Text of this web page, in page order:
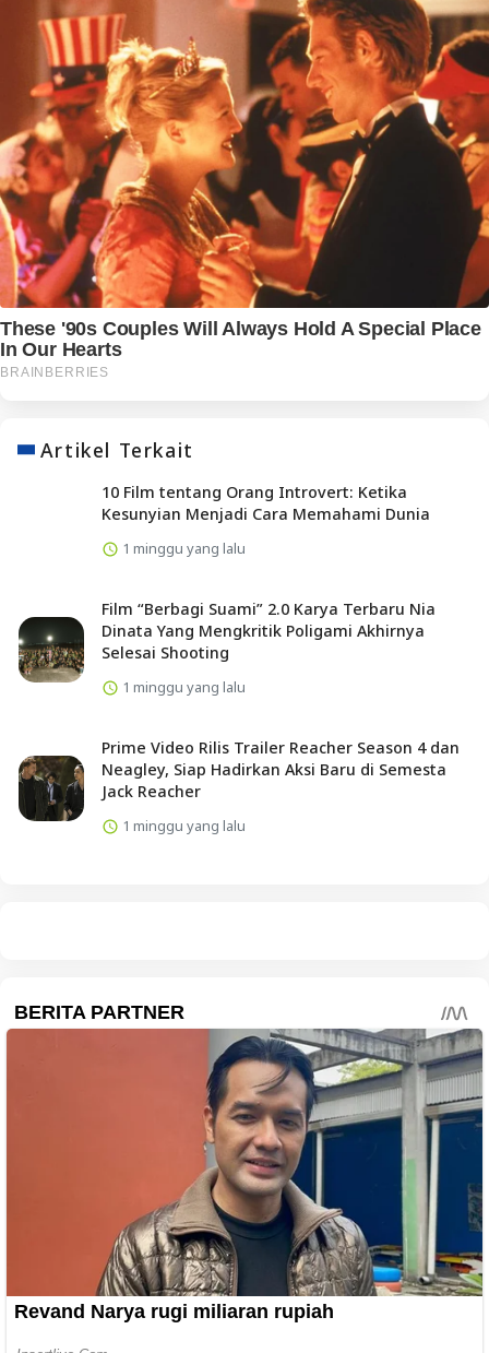
Artikel Terkait
10 Film tentang Orang Introvert: Ketika
Kesunyian Menjadi Cara Memahami Dunia
1 minggu yang lalu
Film “Berbagi Suami” 2.0 Karya Terbaru Nia
Dinata Yang Mengkritik Poligami Akhirnya
Selesai Shooting
1 minggu yang lalu
Prime Video Rilis Trailer Reacher Season 4 dan
Neagley, Siap Hadirkan Aksi Baru di Semesta
Jack Reacher
1 minggu yang lalu